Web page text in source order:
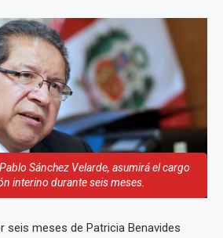
Sánchez Velarde, asumirá el cargo
interino durante seis meses.
seis meses de Patricia Benavides